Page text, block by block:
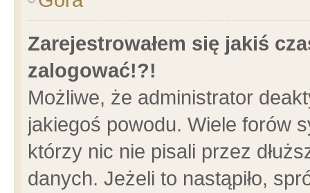
Zarejestrowałem się jakiś
zalogować!?!
Możliwe, że administrator
jakiegoś powodu. Wiele forów
którzy nic nie pisali przez
danych. Jeżeli to nastąpiło,